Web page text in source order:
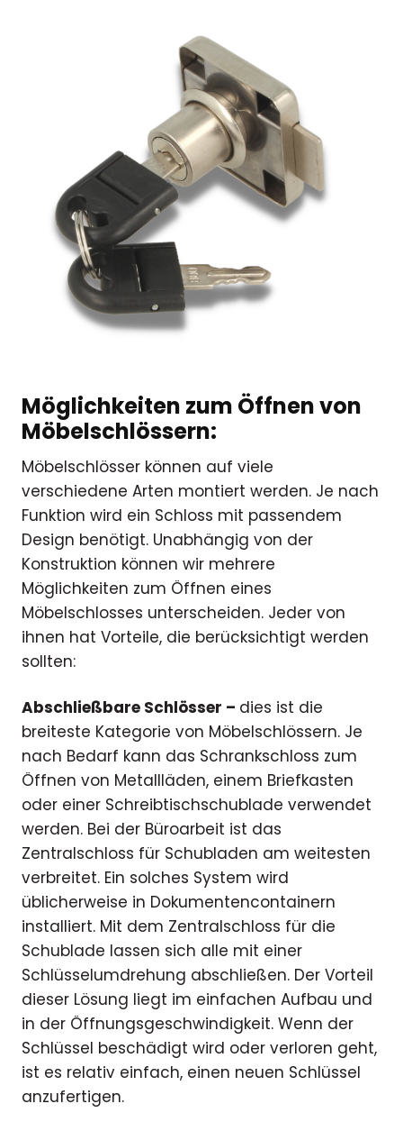
Möglichkeiten zum Öffnen von
Möbelschlössern:
Möbelschlösser können auf viele
verschiedene Arten montiert werden. Je nach
Funktion wird ein Schloss mit passendem
Design benötigt. Unabhängig von der
Konstruktion können wir mehrere
Möglichkeiten zum Öffnen eines
Möbelschlosses unterscheiden. Jeder von
ihnen hat Vorteile, die berücksichtigt werden
sollten:
Abschließbare Schlösser – dies ist die
breiteste Kategorie von Möbelschlössern. Je
nach Bedarf kann das Schrankschloss zum
Öffnen von Metallläden, einem Briefkasten
oder einer Schreibtischschublade verwendet
werden. Bei der Büroarbeit ist das
Zentralschloss für Schubladen am weitesten
verbreitet. Ein solches System wird
üblicherweise in Dokumentencontainern
installiert. Mit dem Zentralschloss für die
Schublade lassen sich alle mit einer
Schlüsselumdrehung abschließen. Der Vorteil
dieser Lösung liegt im einfachen Aufbau und
in der Öffnungsgeschwindigkeit. Wenn der
Schlüssel beschädigt wird oder verloren geht,
ist es relativ einfach, einen neuen Schlüssel
anzufertigen.